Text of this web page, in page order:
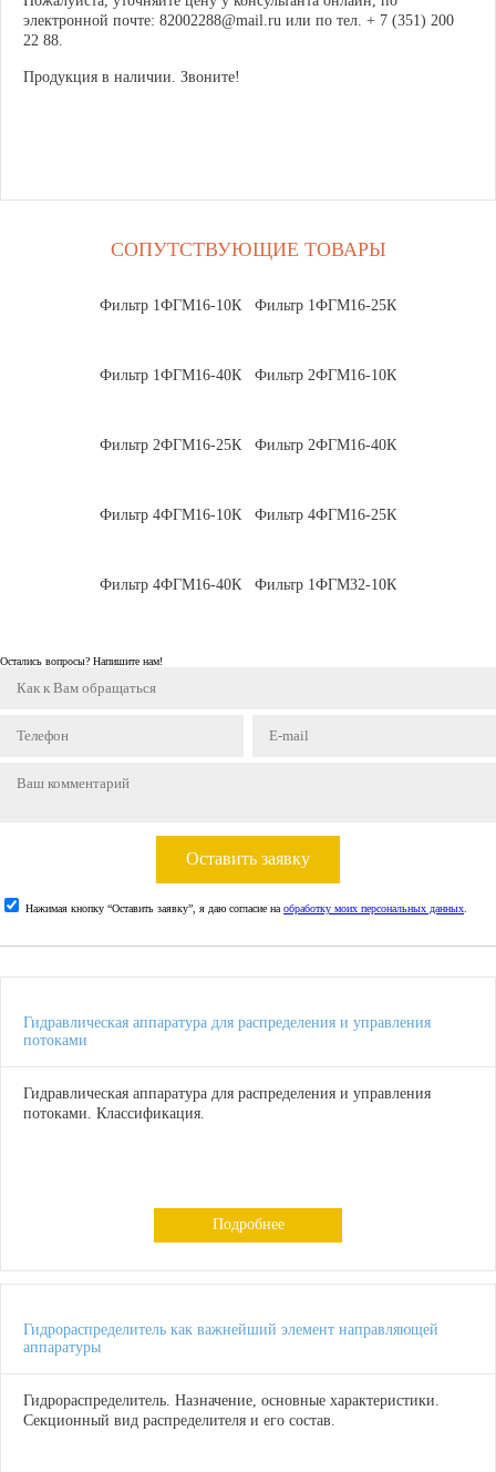
электронной почте: 82002288@mail.ru или по тел. + 7 (351) 200
22 88.
Продукция в наличии. Звоните!
СОПУТСТВУЮЩИЕ ТОВАРЫ
Фильтр 1ФГМ16-10К Фильтр 1ФГМ16-25К
Фильтр 1ФГМ16-40К Фильтр 2ФГМ16-10К
Фильтр 2ФГМ16-25К Фильтр 2ФГМ16-40К
Фильтр 4ФГМ16-10К Фильтр 4ФГМ16-25К
Фильтр 4ФГМ16-40К Фильтр 1ФГМ32-10К
Остались вопросы? Напишите нам!
Оставить заявку
Нажимая кнопку “Оставить заявку”, я даю согласие на обработку моих персональных данных
Гидравлическая аппаратура для распределения и управления
потоками
Гидравлическая аппаратура для распределения и управления
потоками. Классификация.
Подробнее
Гидрораспределитель как важнейший элемент направляющей
аппаратуры
Гидрораспределитель. Назначение, основные характеристики.
Секционный вид распределителя и его состав.